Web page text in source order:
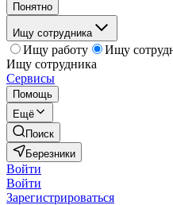
Понятно
Ищу сотрудника
Ищу работу
Ищу
Ищу сотрудника
Сервисы
Помощь
Ещё
Поиск
Березники
Войти
Войти
Зарегистрироваться